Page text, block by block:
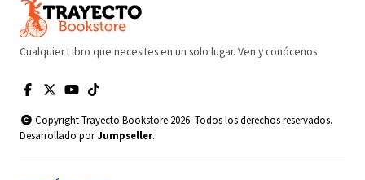
Cualquier Libro que necesites en un solo lugar. Ven y conócenos
Copyright Trayecto Bookstore 2026. Todos los derechos reservados.
Desarrollado porJumpseller.